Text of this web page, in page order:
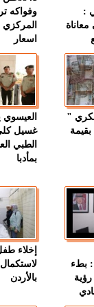
:
وفواكه
المركزي
اسعار
"
العيسوي
غسيل
الطبي
بمأدبا
بطء
إخلاء
بالأردن